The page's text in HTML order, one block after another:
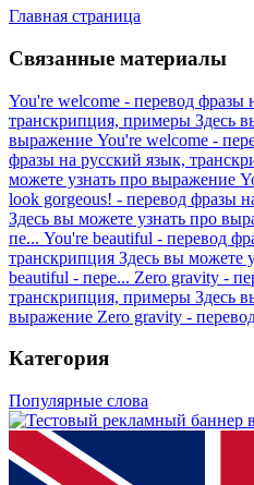
Главная страница
Связанные материалы
You're welcome - перевод фразы
транскрипция, примеры Здесь
выражение You're welcome -
фразы на русский язык,
можете узнать про выражение
look gorgeous! - перевод фразы
Здесь вы можете узнать про
пе... You're beautiful - перевод
транскрипция Здесь вы можете
beautiful - пере... Zero gravity -
транскрипция, примеры Здесь
выражение Zero gravity -
Категория
Популярные слова